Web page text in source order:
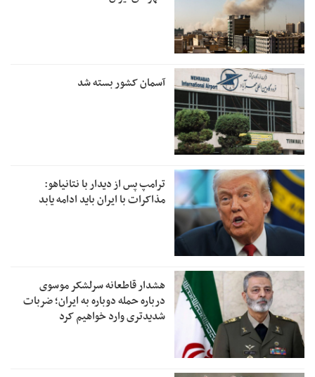
آسمان کشور بسته شد
ترامپ پس از دیدار با نتانیاهو:
مذاکرات با ایران باید ادامه یابد
هشدار قاطعانه سرلشکر موسوی
درباره حمله دوباره به ایران؛ ضربات
شدیدتری وارد خواهیم کرد